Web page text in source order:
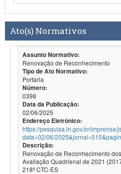
Ato(s) Normativos
Assunto Normativo:
Renovação de Reconhecimento
Tipo de Ato Normativo:
Portaria
Número:
0398
Data da Publicação:
02/06/2025
Endereço Eletrônico:
https://pesquisa.in.gov.br/imprensa/
data=02/06/
Descrição:
Renovação de Reconhecimento
Avaliação Quadrienal de 2021
218ª CTC-ES